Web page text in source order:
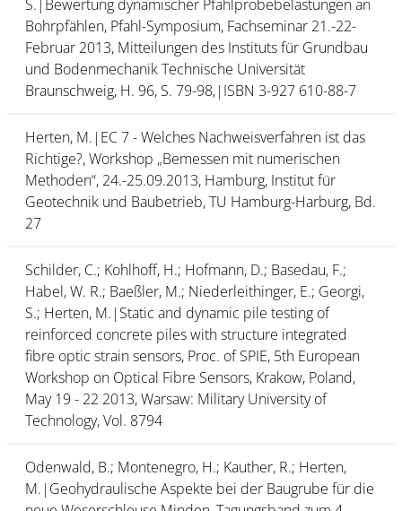
S.|Bewertung dynamischer Pfahlprobebelastungen an
Bohrpfählen, Pfahl-Symposium, Fachseminar 21.-22-
Februar 2013, Mitteilungen des Instituts für Grundbau
und Bodenmechanik Technische Universität
Braunschweig, H. 96, S. 79-98,|ISBN 3-927 610-88-7
Herten, M.|EC 7 - Welches Nachweisverfahren ist das
Richtige?, Workshop „Bemessen mit numerischen
Methoden“, 24.-25.09.2013, Hamburg, Institut für
Geotechnik und Baubetrieb, TU Hamburg-Harburg, Bd.
27
Schilder, C.; Kohlhoff, H.; Hofmann, D.; Basedau, F.;
Habel, W. R.; Baeßler, M.; Niederleithinger, E.; Georgi,
S.; Herten, M.|Static and dynamic pile testing of
reinforced concrete piles with structure integrated
fibre optic strain sensors, Proc. of SPIE, 5th European
Workshop on Optical Fibre Sensors, Krakow, Poland,
May 19 - 22 2013, Warsaw: Military University of
Technology, Vol. 8794
Odenwald, B.; Montenegro, H.; Kauther, R.; Herten,
M.|Geohydraulische Aspekte bei der Baugrube für die